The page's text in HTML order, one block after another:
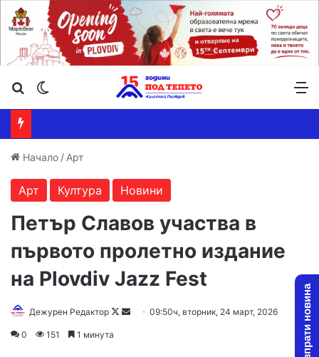
Търсене ...
Начало / Арт
Арт Култура Новини
Петър Славов участва в
първото пролетно издание
на Plovdiv Jazz Fest
Дежурен Редактор
Follow
Send09:50ч, вторник, 24 март, 2026
0 151 1 минута Изпрати новина